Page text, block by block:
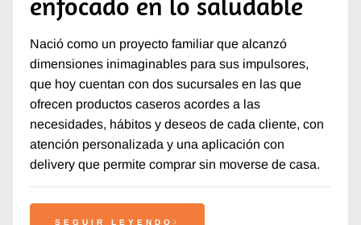
Nació como un proyecto familiar que alcanzó
dimensiones inimaginables para sus impulsores,
que hoy cuentan con dos sucursales en las que
ofrecen productos caseros acordes a las
necesidades, hábitos y deseos de cada cliente, con
atención personalizada y una aplicación con
delivery que permite comprar sin moverse de casa.
SEGUIR LEYENDO